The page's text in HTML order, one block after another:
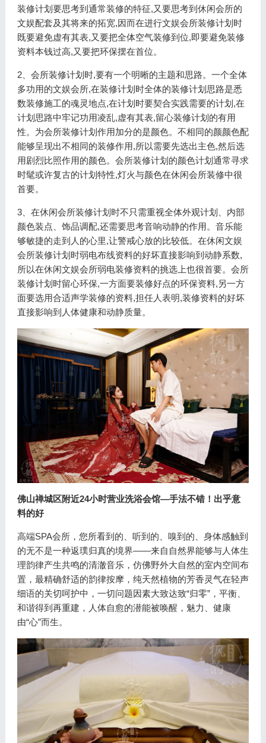
装修计划要思考到通常装修的特征,又要思考到休闲会所的
文娱配套及其将来的拓宽,因而在进行文娱会所装修计划时
既要避免虚有其表,又要把全体空气装修到位,即要避免装修
资料本钱过高,又要把环保摆在首位。
2、会所装修计划时,要有一个明晰的主题和思路。一个全体
多功用的文娱会所,在装修计划时全体的装修计划思路是悉
数装修施工的魂灵地点,在计划时要契合实践需要的计划,在
计划思路中牢记功用凌乱,虚有其表,留心装修计划的有用
性。为会所装修计划作用加分的是颜色。不相同的颜颜色配
能够呈现出不相同的装修作用,所以需要先选出主色,然后选
用剧烈比照作用的颜色。会所装修计划的颜色计划通常寻求
时髦或许复古的计划特性,灯火与颜色在休闲会所装修中很
首要。
3、在休闲会所装修计划时不只需重视全体外观计划、内部
颜色装点、饰品调配,还需要思考音响动静的作用。音乐能
够敏捷的走到人的心里,让警戒心放的比较低。在休闲文娱
会所装修计划时弱电布线资料的好坏直接影响到动静系数,
所以在休闲文娱会所弱电装修资料的挑选上也很首要。会所
装修计划时留心环保,一方面要装修好点的环保资料,另一方
面要选用合适声学装修的资料,担任人表明,装修资料的好坏
直接影响到人体健康和动静质量。
佛山禅城区附近24小时营业洗浴会馆—手法不错！出乎意
料的好
高端SPA会所，您所看到的、听到的、嗅到的、身体感触到
的无不是一种返璞归真的境界——来自自然界能够与人体生
理韵律产生共鸣的清澈音乐，仿佛野外大自然的室内空间布
置，最精确舒适的韵律按摩，纯天然植物的芳香灵气在轻声
细语的关切呵护中，一切问题因素大致达致“归零”，平衡、
和谐得到再重建，人体自愈的潜能被唤醒，魅力、健康
由“心”而生。